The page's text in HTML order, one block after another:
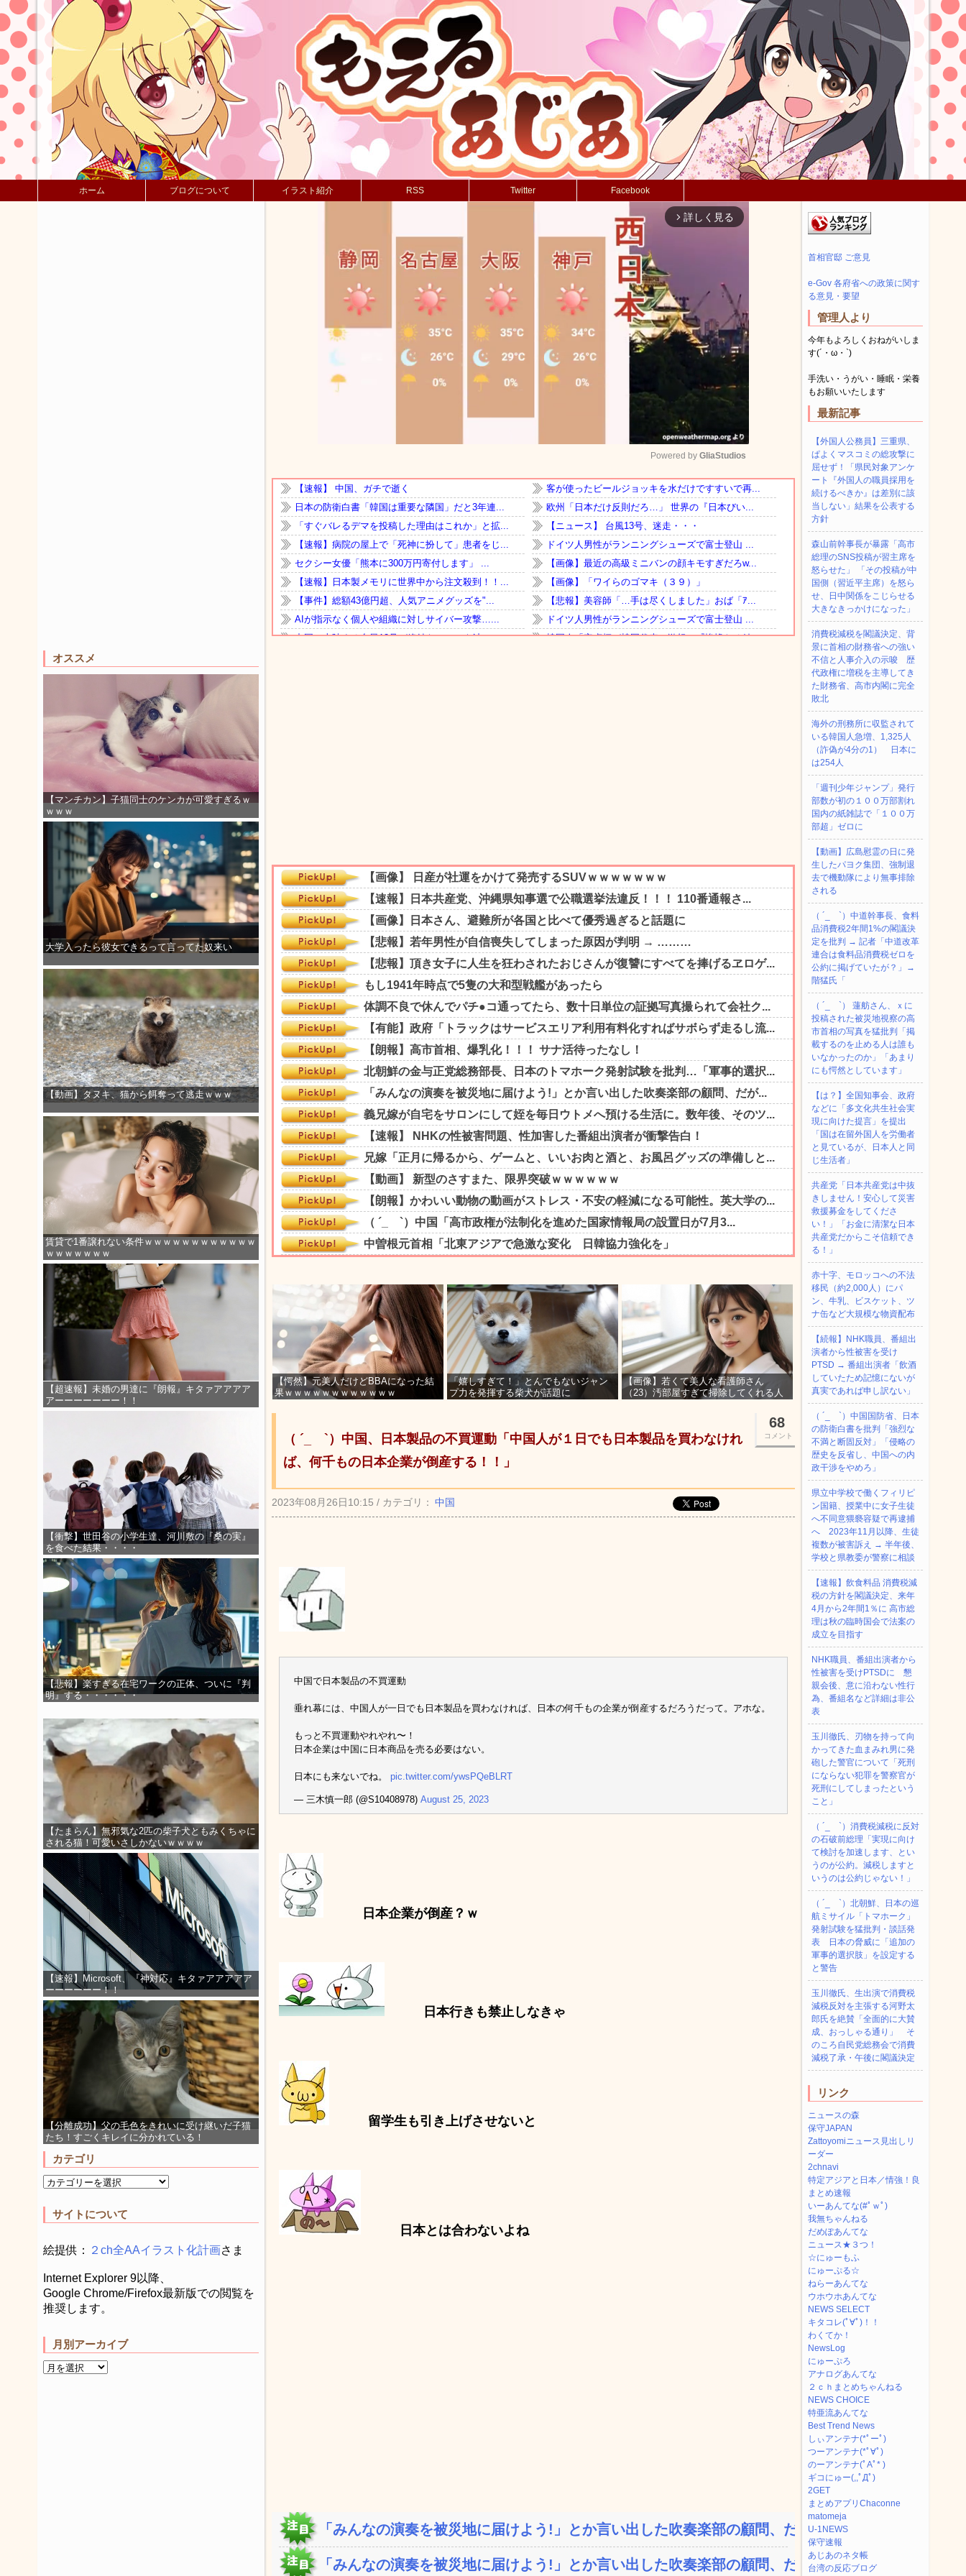
ホーム ブログについて イラスト紹介 RSS Twitter Facebook
オススメ
【マンチカン】子猫同士のケンカが可愛すぎるｗ
ｗｗｗ
大学入ったら彼女できるって言ってた奴来い
【動画】タヌキ、猫から餌奪って逃走ｗｗｗ
賃貸で1番譲れない条件ｗｗｗｗｗｗｗｗｗｗｗｗ
ｗｗｗｗｗｗｗ
【超速報】未婚の男達に『朗報』キタァアアアア
アーーーーーーー！！
【衝撃】世田谷の小学生達、河川敷の『桑の実』
を食べた結果・・・・
【悲報】楽すぎる在宅ワークの正体、ついに『判
明』する・・・・・・
【たまらん】無邪気な2匹の柴子犬ともみくちゃに
される猫！可愛いさしかないｗｗｗｗ
【速報】Microsoft、『神対応』キタァアアアアア
ーーーーーー！！
【分離成功】父の毛色をきれいに受け継いだ子猫
たち！すごくキレイに分かれている！
カテゴリ
サイトについて
絵提供： ２ch全AAイラスト化計画さま
Internet Explorer 9以降、
Google Chrome/Firefox最新版での閲覧を
推奨します。
月別アーカイブ
arrow_forward_ios 詳しく見る
Mute
Powered by GliaStudios
【愕然】元美人だけどBBAになった結
果ｗｗｗｗｗｗｗｗｗｗｗｗ
「嬉しすぎて！」とんでもないジャン
プ力を発揮する柴犬が話題に
【画像】若くて美人な看護師さん
（23）汚部屋すぎて掃除してくれる人
68
コメント
（ ´_ゝ`）中国、日本製品の不買運動「中国人が１日でも日本製品を買わなけれ
ば、何千もの日本企業が倒産する！！」
2023年08月26日10:15 / カテゴリ： 中国
中国で日本製品の不買運動
垂れ幕には、中国人が一日でも日本製品を買わなければ、日本の何千もの企業が倒産するだろうだって。アホな。
もっと不買運動やれやれ〜！
日本企業は中国に日本商品を売る必要はない。
日本にも来ないでね。 pic.twitter.com/ywsPQeBLRT
— 三木慎一郎 (@S10408978) August 25, 2023
日本企業が倒産？ｗ
日本行きも禁止しなきゃ
留学生も引き上げさせないと
日本とは合わないよね
「みんなの演奏を被災地に届けよう!」とか言い出した吹奏楽部の顧問、だが...
「みんなの演奏を被災地に届けよう!」とか言い出した吹奏楽部の顧問、だが...
首相官邸 ご意見
e-Gov 各府省への政策に関す
る意見・要望
管理人より
今年もよろしくおねがいしま
す(´・ω・`)
手洗い・うがい・睡眠・栄養
もお願いいたします
最新記事
【外国人公務員】三重県、
ぱよくマスコミの総攻撃に
屈せず！「県民対象アンケ
ート『外国人の職員採用を
続けるべきか』は差別に該
当しない」結果を公表する
方針
森山前幹事長が暴露「高市
総理のSNS投稿が習主席を
怒らせた」 「その投稿が中
国側（習近平主席）を怒ら
せ、日中関係をこじらせる
大きなきっかけになった」
消費税減税を閣議決定、背
景に首相の財務省への強い
不信と人事介入の示唆 歴
代政権に増税を主導してき
た財務省、高市内閣に完全
敗北
海外の刑務所に収監されて
いる韓国人急増、1,325人
（詐偽が4分の1） 日本に
は254人
「週刊少年ジャンプ」発行
部数が初の１００万部割れ
国内の紙雑誌で「１００万
部超」ゼロに
【動画】広島慰霊の日に発
生したパヨク集団、強制退
去で機動隊により無事排除
される
（ ´_ゝ`）中道幹事長、食料
品消費税2年間1%の閣議決
定を批判 → 記者「中道改革
連合は食料品消費税ゼロを
公約に掲げていたが？」→
階猛氏「
（ ´_ゝ`） 蓮舫さん、ｘに
投稿された被災地視察の高
市首相の写真を猛批判「掲
載するのを止める人は誰も
いなかったのか」「あまり
にも愕然としています」
【は？】全国知事会、政府
などに「多文化共生社会実
現に向けた提言」を提出
「国は在留外国人を労働者
と見ているが、日本人と同
じ生活者」
共産党「日本共産党は中抜
きしません！安心して災害
救援募金をしてくださ
い！」「お金に清潔な日本
共産党だからこそ信頼でき
る！」
赤十字、モロッコへの不法
移民（約2,000人）にパ
ン、牛乳、ビスケット、ツ
ナ缶など大規模な物資配布
【続報】NHK職員、番組出
演者から性被害を受け
PTSD → 番組出演者「飲酒
していたため記憶にないが
真実であれば申し訳ない」
（ ´_ゝ`）中国国防省、日本
の防衛白書を批判「強烈な
不満と断固反対」「侵略の
歴史を反省し、中国への内
政干渉をやめろ」
県立中学校で働くフィリピ
ン国籍、授業中に女子生徒
へ不同意猥褻容疑で再逮捕
へ 2023年11月以降、生徒
複数が被害訴え → 半年後、
学校と県教委が警察に相談
【速報】飲食料品 消費税減
税の方針を閣議決定、来年
4月から2年間1％に 高市総
理は秋の臨時国会で法案の
成立を目指す
NHK職員、番組出演者から
性被害を受けPTSDに 懇
親会後、意に沿わない性行
為、番組名など詳細は非公
表
玉川徹氏、刃物を持って向
かってきた血まみれ男に発
砲した警官について「死刑
にならない犯罪を警察官が
死刑にしてしまったという
こと」
（ ´_ゝ`）消費税減税に反対
の石破前総理「実現に向け
て検討を加速します、とい
うのが公約。減税しますと
いうのは公約じゃない！」
（ ´_ゝ`）北朝鮮、日本の巡
航ミサイル「‌トマホーク」
発射試験を猛批判・談話発
表 日本の脅威に「追加の
軍事的選択肢」を設定する
と警告
玉川徹氏、生出演で消費税
減税反対を主張する河野太
郎氏を絶賛「全面的に大賛
成、おっしゃる通り」 そ
のころ自民党総務会で消費
減税了承・午後に閣議決定
リンク
ニュースの森
保守JAPAN
Zattoyomiニュース見出しリ
ーダー
2chnavi
特定アジアと日本／情強！良
まとめ速報
いーあんてな(#ﾟｗﾟ)
我無ちゃんねる
だめぽあんてな
ニュース★３つ！
☆にゅーもふ
にゅーぷる☆
ねらーあんてな
ウホウホあんてな
NEWS SELECT
キタコレ(ﾟ∀ﾟ)！！
わくてか！
NewsLog
にゅーぷろ
アナログあんてな
２ｃｈまとめちゃんねる
NEWS CHOICE
特亜流あんてな
Best Trend News
しぃアンテナ(*ﾟーﾟ)
つーアンテナ(*ﾟ∀ﾟ)
のーアンテナ(ﾟAﾟ* )
ギコにゅー(,,ﾟДﾟ)
2GET
まとめアプリChaconne
matomeja
U-1NEWS
保守速報
あじあのネタ帳
台湾の反応ブログ